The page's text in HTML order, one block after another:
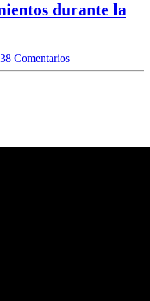
durante la
38 Comentarios